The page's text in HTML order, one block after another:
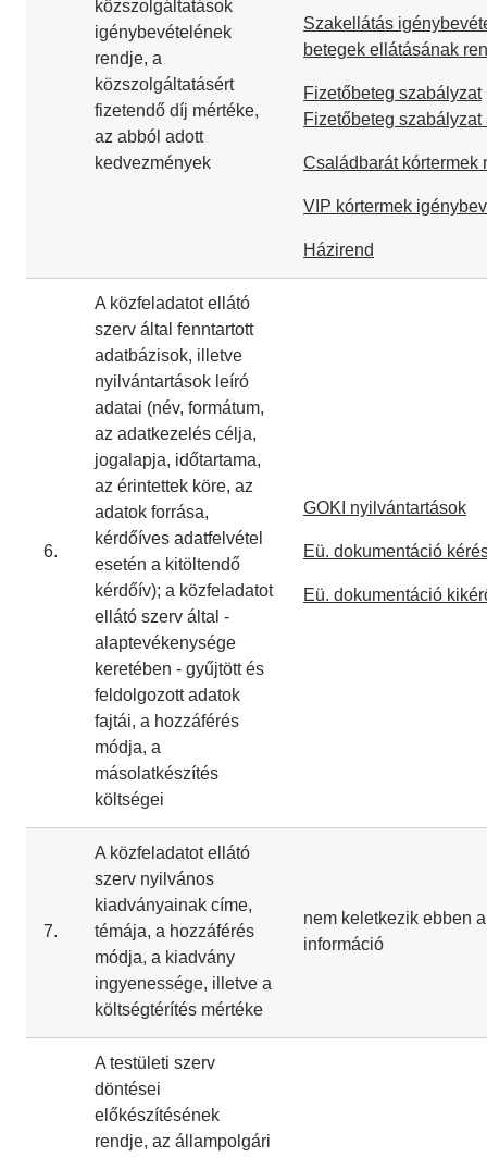
közszolgáltatások
igénybevételének
rendje, a
közszolgáltatásért
fizetendő díj mértéke,
az abból adott
kedvezmények
Szakellátás
betegek ellátásának
Fizetőbeteg szabályzat
Fizetőbeteg szabályzat
Családbarát kórtermek
VIP kórtermek
Házirend
6.
A közfeladatot ellátó
szerv által fenntartott
adatbázisok, illetve
nyilvántartások leíró
adatai (név, formátum,
az adatkezelés célja,
jogalapja, időtartama,
az érintettek köre, az
adatok forrása,
kérdőíves adatfelvétel
esetén a kitöltendő
kérdőív); a közfeladatot
ellátó szerv által -
alaptevékenysége
keretében - gyűjtött és
feldolgozott adatok
fajtái, a hozzáférés
módja, a
másolatkészítés
költségei
GOKI nyilvántartások
Eü. dokumentáció
Eü. dokumentáció
7.
A közfeladatot ellátó
szerv nyilvános
kiadványainak címe,
témája, a hozzáférés
módja, a kiadvány
ingyenessége, illetve a
költségtérítés mértéke
nem keletkezik ebben
információ
A testületi szerv
döntései
előkészítésének
rendje, az állampolgári